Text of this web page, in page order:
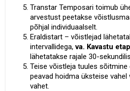
Transtar Temposari toimub
arvestust peetakse
põhjal individuaalselt.
Eraldistart – võistlejad
intervallidega,va. Kavastu
lähetatakse rajale 30-
Teise võistleja tuules sõitmine
peavad hoidma üksteise
vahet.